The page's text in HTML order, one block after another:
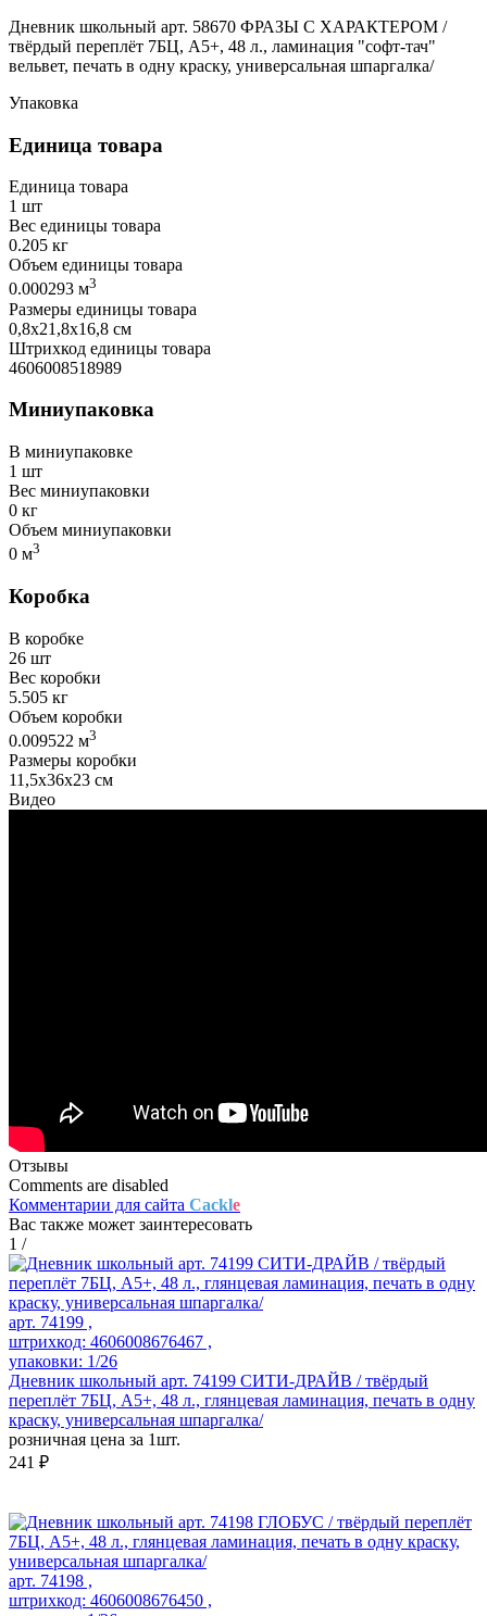
Дневник школьный арт. 58670 ФРАЗЫ С ХАРАКТЕРОМ /
твёрдый переплёт 7БЦ, А5+, 48 л., ламинация "софт-тач"
вельвет, печать в одну краску, универсальная шпаргалка/
Упаковка
Единица товара
Единица товара
1 шт
Вес единицы товара
0.205 кг
Объем единицы товара
0.000293 м3
Размеры единицы товара
0,8х21,8х16,8 см
Штрихкод единицы товара
4606008518989
Миниупаковка
В миниупаковке
1 шт
Вес миниупаковки
0 кг
Объем миниупаковки
0 м3
Коробка
В коробке
26 шт
Вес коробки
5.505 кг
Объем коробки
0.009522 м3
Размеры коробки
11,5х36х23 см
Видео
Отзывы
Comments are disabled
Комментарии для сайта Cackle
Вас также может заинтересовать
1 /
арт. 74199 ,
штрихкод: 4606008676467 ,
упаковки: 1/26
Дневник школьный арт. 74199 СИТИ-ДРАЙВ / твёрдый
переплёт 7БЦ, А5+, 48 л., глянцевая ламинация, печать в одну
краску, универсальная шпаргалка/
розничная цена за 1шт.
241 ₽
арт. 74198 ,
штрихкод: 4606008676450 ,